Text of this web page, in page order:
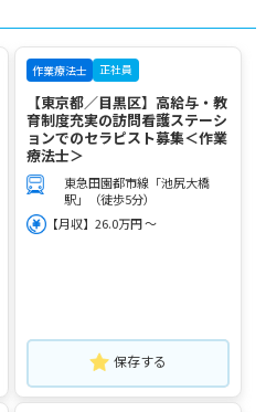
作業療法士 正社員
【東京都／目黒区】高給与・教
育制度充実の訪問看護ステーシ
ョンでのセラピスト募集＜作業
療法士＞
東急田園都市線「池尻大橋
駅」（徒歩5分）
【月収】26.0万円 ～
保存する